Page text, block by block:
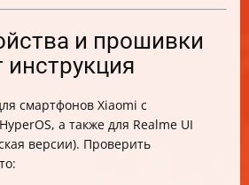
и безопасности
отключения рекламы в MIUI и
и прошивки
инструкция
смартфонов Xiaomi с
а также для Realme UI
версии). Проверить